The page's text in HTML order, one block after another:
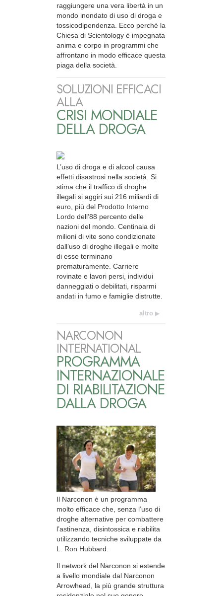
raggiungere una vera libertà in un
mondo inondato di uso di droga e
tossicodipendenza. Ecco perché la
Chiesa di Scientology è impegnata
anima e corpo in programmi che
affrontano in modo efficace questa
piaga della società.
SOLUZIONI EFFICACI
ALLA
CRISI MONDIALE
DELLA DROGA
L’uso di droga e di alcool causa
effetti disastrosi nella società. Si
stima che il traffico di droghe
illegali si aggiri sui 216 miliardi di
euro, più del Prodotto Interno
Lordo dell’88 percento delle
nazioni del mondo. Centinaia di
milioni di vite sono condizionate
dall’uso di droghe illegali e molte
di esse terminano
prematuramente. Carriere
rovinate e lavori persi, individui
danneggiati o debilitati, risparmi
andati in fumo e famiglie distrutte.
altro
NARCONON
INTERNATIONAL
PROGRAMMA
INTERNAZIONALE
DI RIABILITAZIONE
DALLA DROGA
Il Narconon è un programma
molto efficace che, senza l’uso di
droghe alternative per combattere
l’astinenza, disintossica e riabilita
utilizzando tecniche sviluppate da
L. Ron Hubbard.
Il network del Narconon si estende
a livello mondiale dal Narconon
Arrowhead, la più grande struttura